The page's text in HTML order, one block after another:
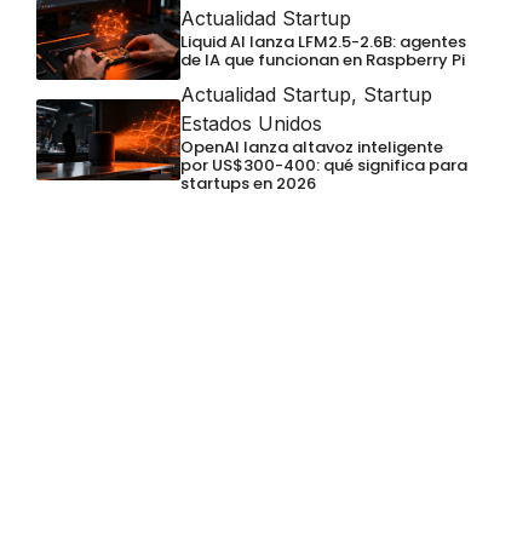
Actualidad Startup
Liquid AI lanza LFM2.5-2.6B: agentes
de IA que funcionan en Raspberry Pi
Actualidad Startup, Startup
Estados Unidos
OpenAI lanza altavoz inteligente
por US$300-400: qué significa para
startups en 2026